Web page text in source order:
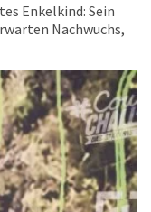
Enkelkind: Sein
Nachwuchs,